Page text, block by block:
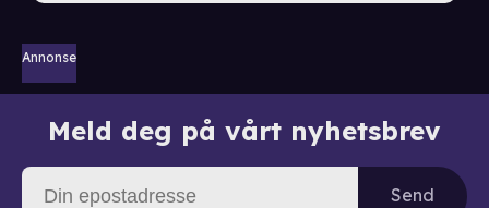
Annonse
Meld deg på vårt nyhetsbrev
Send